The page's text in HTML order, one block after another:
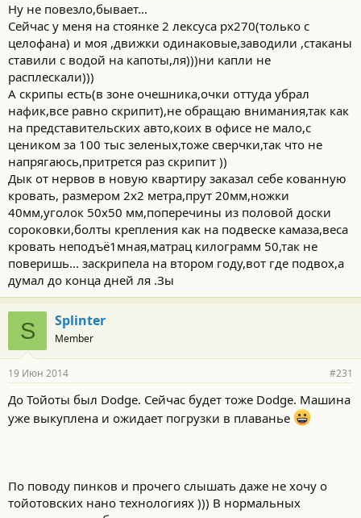
Ну не повезло,бывает...
Сейчас у меня на стоянке 2 лексуса рх270(только с
целофана) и моя ,движки одинаковые,заводили ,стаканы
ставили с водой на капоты,ля)))ни капли не
расплескали)))
А скрипы есть(в зоне очешника,очки оттуда убрал
нафик,все равно скрипит),не обращаю внимания,так как
на представительских авто,коих в офисе не мало,с
цеником за 100 тыс зеленых,тоже сверчки,так что не
напрягаюсь,притрется раз скрипит ))
Дык от нервов в новую квартиру заказал себе кованную
кровать, размером 2x2 метра,прут 20мм,ножки
40мм,уголок 50x50 мм,поперечины из половой доски
сороковки,болты крепления как на подвеске камаза,веса
кровать неподъё1мная,матрац килограмм 50,так не
поверишь... заскрипела на втором году,вот где подвох,а
думал до конца дней ля .Зы
S Splinter
Member
19 Июн 2014 #231
До Тойоты был Dodge. Сейчас будет тоже Dodge. Машина
уже выкуплена и ожидает погрузки в плаванье
По поводу пинков и прочего слышать даже не хочу о
тойотовских нано технологиях ))) В нормальных